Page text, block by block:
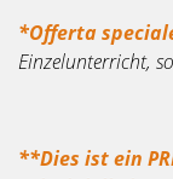
*Offerta
Einzelunterricht,
**Dies ist ein